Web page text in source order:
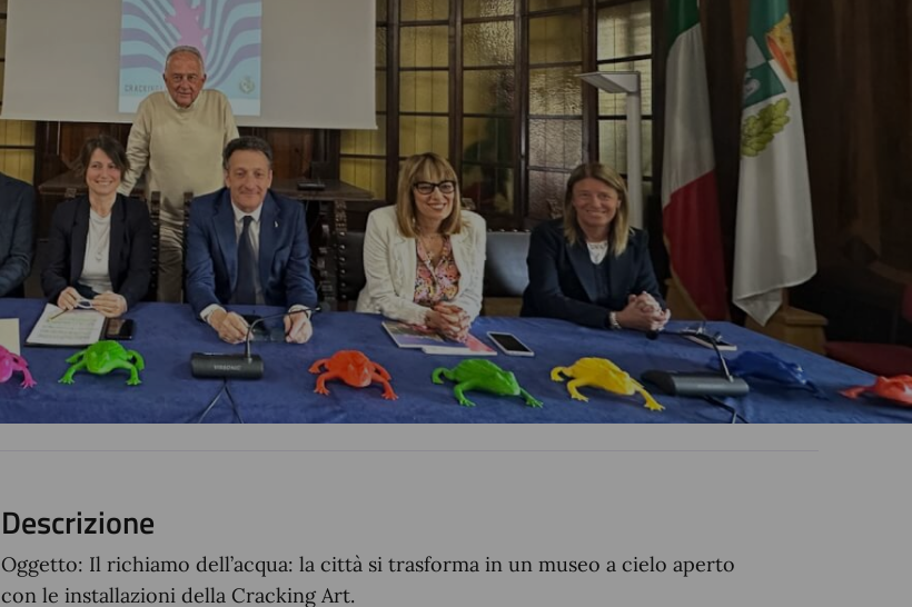
Descrizione
Oggetto: Il richiamo dell’acqua: la città si trasforma in un museo a cielo aperto
con le installazioni della Cracking Art.